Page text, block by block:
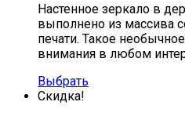
составляла
25,000
руб..
225
руб..
Настенное зеркало в
выполнено из массива
печати. Такое
внимания в любом
Выбрать
Скидка!